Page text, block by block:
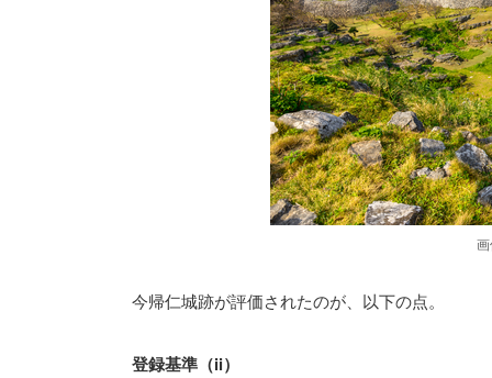
今帰仁城跡が評価されたのが、以下の点。
登録基準（ii）